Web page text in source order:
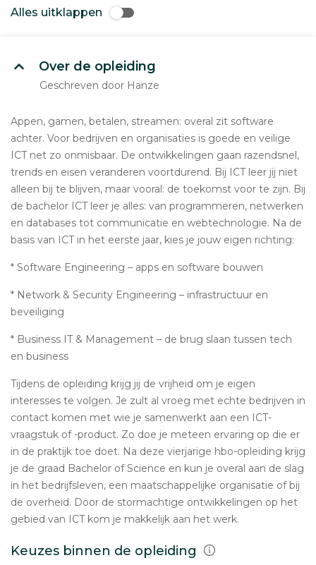
Alles uitklappen
Over de opleiding
Geschreven door Hanze
Appen, gamen, betalen, streamen: overal zit software
achter. Voor bedrijven en organisaties is goede en veilige
ICT net zo onmisbaar. De ontwikkelingen gaan razendsnel,
trends en eisen veranderen voortdurend. Bij ICT leer jij niet
alleen bij te blijven, maar vooral: de toekomst voor te zijn. Bij
de bachelor ICT leer je alles: van programmeren, netwerken
en databases tot communicatie en webtechnologie. Na de
basis van ICT in het eerste jaar, kies je jouw eigen richting:
* Software Engineering – apps en software bouwen
* Network & Security Engineering – infrastructuur en
beveiliging
* Business IT & Management – de brug slaan tussen tech
en business
Tijdens de opleiding krijg jij de vrijheid om je eigen
interesses te volgen. Je zult al vroeg met echte bedrijven in
contact komen met wie je samenwerkt aan een ICT-
vraagstuk of -product. Zo doe je meteen ervaring op die er
in de praktijk toe doet. Na deze vierjarige hbo-opleiding krijg
je de graad Bachelor of Science en kun je overal aan de slag
in het bedrijfsleven, een maatschappelijke organisatie of bij
de overheid. Door de stormachtige ontwikkelingen op het
gebied van ICT kom je makkelijk aan het werk.
Keuzes binnen de opleiding